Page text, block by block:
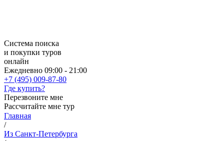
Система поиска
и покупки туров
онлайн
Ежедневно 09:00 - 21:00
+7 (495) 009-87-80
Где купить?
Перезвоните мне
Рассчитайте мне тур
Главная
/
Из Санкт-Петербурга